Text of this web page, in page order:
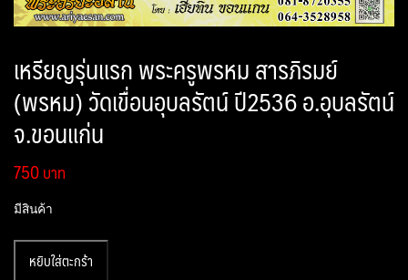
เหรียญรุ่นแรก พระครูพรหม สารภิรมย์
(พรหม) วัดเขื่อนอุบลรัตน์ ปี2536 อ.อุบลรัตน์
จ.ขอนแก่น
750
มีสินค้า
เหรียญ
หยิบใส่ตะกร้า